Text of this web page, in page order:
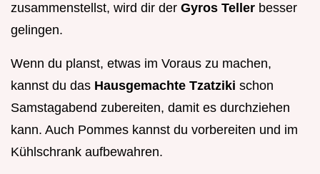
zusammenstellst, wird dir der Gyros Teller besser
gelingen.
Wenn du planst, etwas im Voraus zu machen,
kannst du das Hausgemachte Tzatziki schon
Samstagabend zubereiten, damit es durchziehen
kann. Auch Pommes kannst du vorbereiten und im
Kühlschrank aufbewahren.